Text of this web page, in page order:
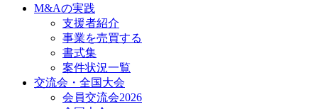
M&Aの実践
支援者紹介
事業を売買する
書式集
案件状況一覧
交流会・全国大会
会員交流会2026